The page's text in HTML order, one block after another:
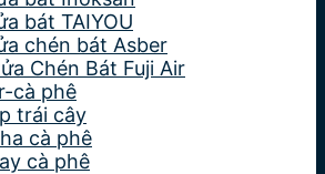
bát TAIYOU
chén bát Asber
Chén Bát Fuji Air
cà phê
trái cây
cà phê
cà phê